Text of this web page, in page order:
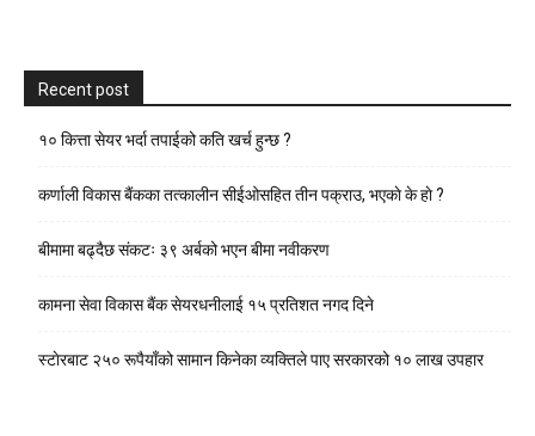
Recent post
१० कित्ता सेयर भर्दा तपाईको कति खर्च हुन्छ ?
कर्णाली विकास बैंकका तत्कालीन सीईओसहित तीन पक्राउ, भएकाे के हाे ?
बीमामा बढ्दैछ संकटः ३९ अर्बको भएन बीमा नवीकरण
कामना सेवा विकास बैंक सेयरधनीलाई १५ प्रतिशत नगद दिने
स्टाेरबाट २५० रूपैयाँको सामान किनेका व्यक्तिले पाए सरकारको १० लाख उपहार